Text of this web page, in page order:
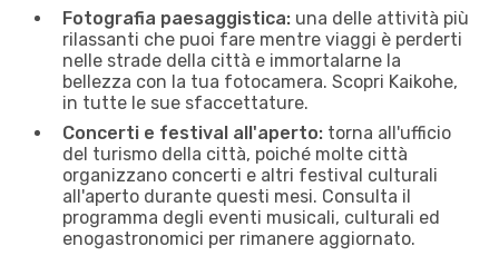
Fotografia paesaggistica: una delle attività più
rilassanti che puoi fare mentre viaggi è perderti
nelle strade della città e immortalarne la
bellezza con la tua fotocamera. Scopri Kaikohe,
in tutte le sue sfaccettature.
Concerti e festival all'aperto: torna all'ufficio
del turismo della città, poiché molte città
organizzano concerti e altri festival culturali
all'aperto durante questi mesi. Consulta il
programma degli eventi musicali, culturali ed
enogastronomici per rimanere aggiornato.